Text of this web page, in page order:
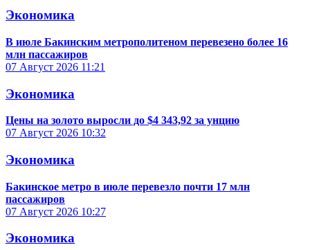
Экономика
В июле Бакинским метрополитеном перевезено более 16
млн пассажиров
07 Август 2026 11:21
Экономика
Цены на золото выросли до $4 343,92 за унцию
07 Август 2026 10:32
Экономика
Бакинское метро в июле перевезло почти 17 млн
пассажиров
07 Август 2026 10:27
Экономика